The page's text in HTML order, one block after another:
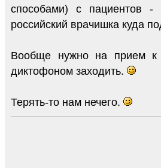
способами) с пациентов
российский врачишка куда
Вообще нужно на прием
диктофоном заходить.
Терять-то нам нечего.